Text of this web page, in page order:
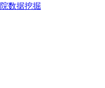
数据挖掘